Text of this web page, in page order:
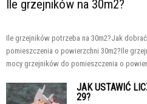
Ile grzejników na 30m2?
Ile grzejników potrzeba na 30m2?Jak
pomieszczenia o powierzchni 30m2?Ile
mocy grzejników do pomieszczenia o
JAK USTAWIĆ
29?